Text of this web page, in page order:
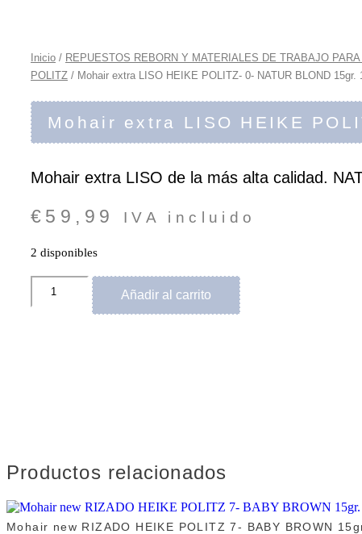
Inicio / REPUESTOS REBORN Y MATERIALES DE TRABAJO
POLITZ / Mohair extra LISO HEIKE POLITZ- 0- NATUR BLOND 15gr.
Mohair extra LISO HEIKE
Mohair extra LISO de la más alta calidad.
€ 59,99 IVA incluido
2 disponibles
Mohair
extra
LISO
Añadir al carrito
Productos relacionados
Mohair new RIZADO HEIKE POLITZ 7- BABY BROWN